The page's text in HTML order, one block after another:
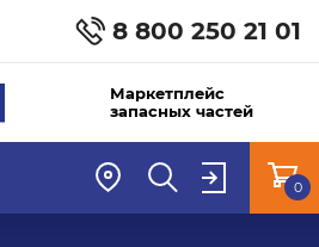
8 800 250 21 01
Маркетплейс
запасных частей
0